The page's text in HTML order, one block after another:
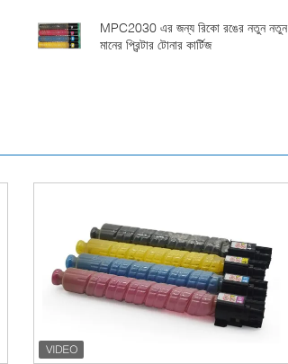
MPC2030 এর জন্য রিকো রঙের নতুন নতুন
মানের প্রিন্টার টোনার কার্টিজ